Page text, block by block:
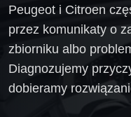
Peugeot i Citroen
przez komunikaty o
zbiorniku albo
Diagnozujemy
dobieramy